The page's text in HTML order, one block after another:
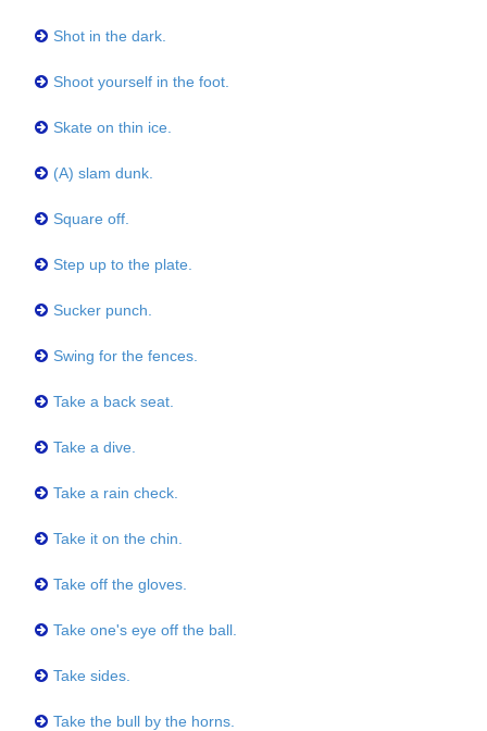
Shot in the dark.
Shoot yourself in the foot.
Skate on thin ice.
(A) slam dunk.
Square off.
Step up to the plate.
Sucker punch.
Swing for the fences.
Take a back seat.
Take a dive.
Take a rain check.
Take it on the chin.
Take off the gloves.
Take one's eye off the ball.
Take sides.
Take the bull by the horns.